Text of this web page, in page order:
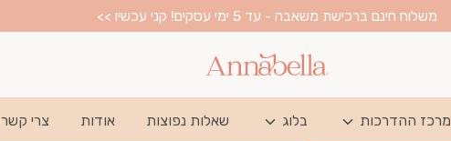
משלוח חינם ברכישת משאבה - עד 5 ימי עסקים! קני עכשיו >>
מרכז ההדרכות בלוג שאלות נפוצות אודות צרי קשר